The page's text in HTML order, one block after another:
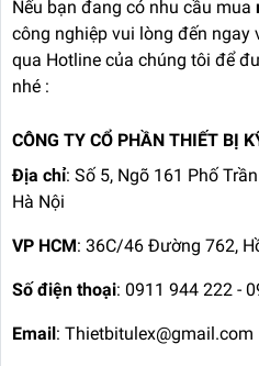
Nếu bạn đang có nhu cầu mua
công nghiệp vui lòng đến ngay
qua Hotline của chúng tôi để
nhé :
CÔNG TY CỔ PHẦN THIẾT BỊ
Địa chỉ: Số 5, Ngõ 161 Phố
Hà Nội
VP HCM: 36C/46 Đường 762,
Số điện thoại: 0911 944 222 -
Email: Thietbitulex@gmail.com